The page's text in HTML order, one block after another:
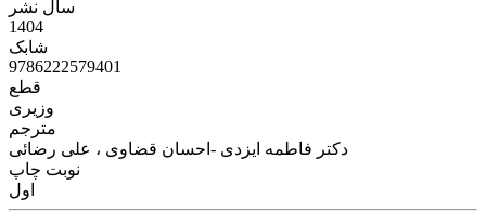
سال نشر
1404
شابک
9786222579401
قطع
وزیری
مترجم
دکتر فاطمه ایزدی -احسان قضاوی ، علی رضائی
نوبت چاپ
اول